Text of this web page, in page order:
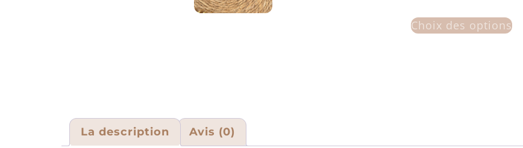
Choix des options
La description Avis (0)